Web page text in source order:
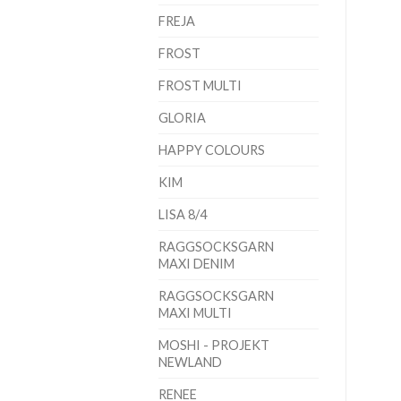
FREJA
FROST
FROST MULTI
GLORIA
HAPPY COLOURS
KIM
LISA 8/4
RAGGSOCKSGARN
MAXI DENIM
RAGGSOCKSGARN
MAXI MULTI
MOSHI - PROJEKT
NEWLAND
RENEE